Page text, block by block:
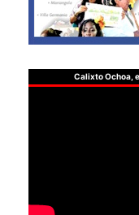
Calixto Ochoa,